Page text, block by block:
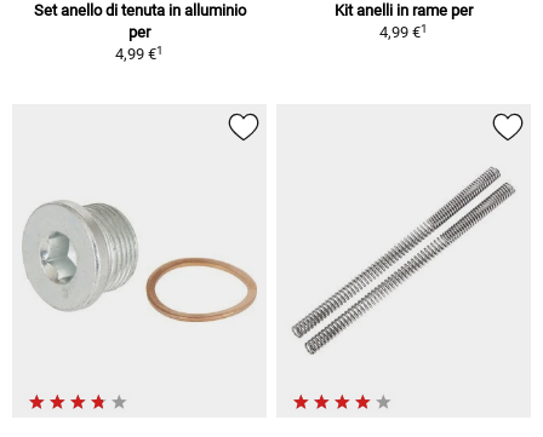
Set anello di tenuta in alluminio
per
4,99 €1
Kit anelli in rame per
4,99 €1